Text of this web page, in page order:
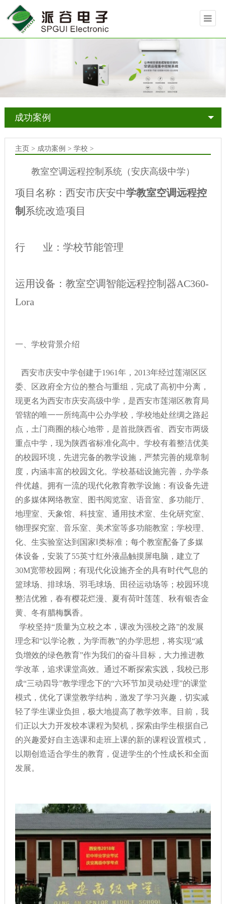
成功案例
主页> 成功案例 > 学校 >
教室空调远程控制系统（安庆高级中学）
项目名称：西安市庆安中学教室空调远程控
制 系统改造项目
行 业：学校节能管理
运用设备：教室空调智能远程控制器AC360-
Lora
一、学校背景介绍
西安市庆安中学创建于1961年，2013年经过莲湖区区
委、区政府全方位的整合与重组，完成了高初中分离，
现更名为西安市庆安高级中学，是西安市莲湖区教育局
管辖的唯一一所纯高中公办学校，学校地处丝绸之路起
点，土门商圈的核心地带，是首批陕西省、西安市两级
重点中学，现为陕西省标准化高中。学校有着整洁优美
的校园环境，先进完备的教学设施，严禁完善的规章制
度，内涵丰富的校园文化。学校基础设施完善，办学条
件优越。拥有一流的现代化教育教学设施：有设备先进
的多媒体网络教室、图书阅览室、语音室、多功能厅、
地理室、天象馆、科技室、通用技术室、生化研究室、
物理探究室、音乐室、美术室等多功能教室；学校理、
化、生实验室达到国家Ⅰ类标准；每个教室配备了多媒
体设备，安装了55英寸红外液晶触摸屏电脑，建立了
30M宽带校园网；有现代化设施齐全的具有时代气息的
篮球场、排球场、羽毛球场、田径运动场等；校园环境
整洁优雅，春有樱花烂漫、夏有荷叶莲莲、秋有银杏金
黄、冬有腊梅飘香。
学校坚持“质量为立校之本，课改为强校之路”的发展
理念和“以学论教，为学而教”的办学思想，将实现“减
负增效的绿色教育”作为我们的奋斗目标，大力推进教
学改革，追求课堂高效。通过不断探索实践，我校已形
成“三动四导”教学理念下的“六环节加灵动处理”的课堂
模式，优化了课堂教学结构，激发了学习兴趣，切实减
轻了学生课业负担，极大地提高了教学效率。目前，我
们正以大力开发校本课程为契机，探索由学生根据自己
的兴趣爱好自主选课和走班上课的新的课程设置模式，
以期创造适合学生的教育，促进学生的个性成长和全面
发展。